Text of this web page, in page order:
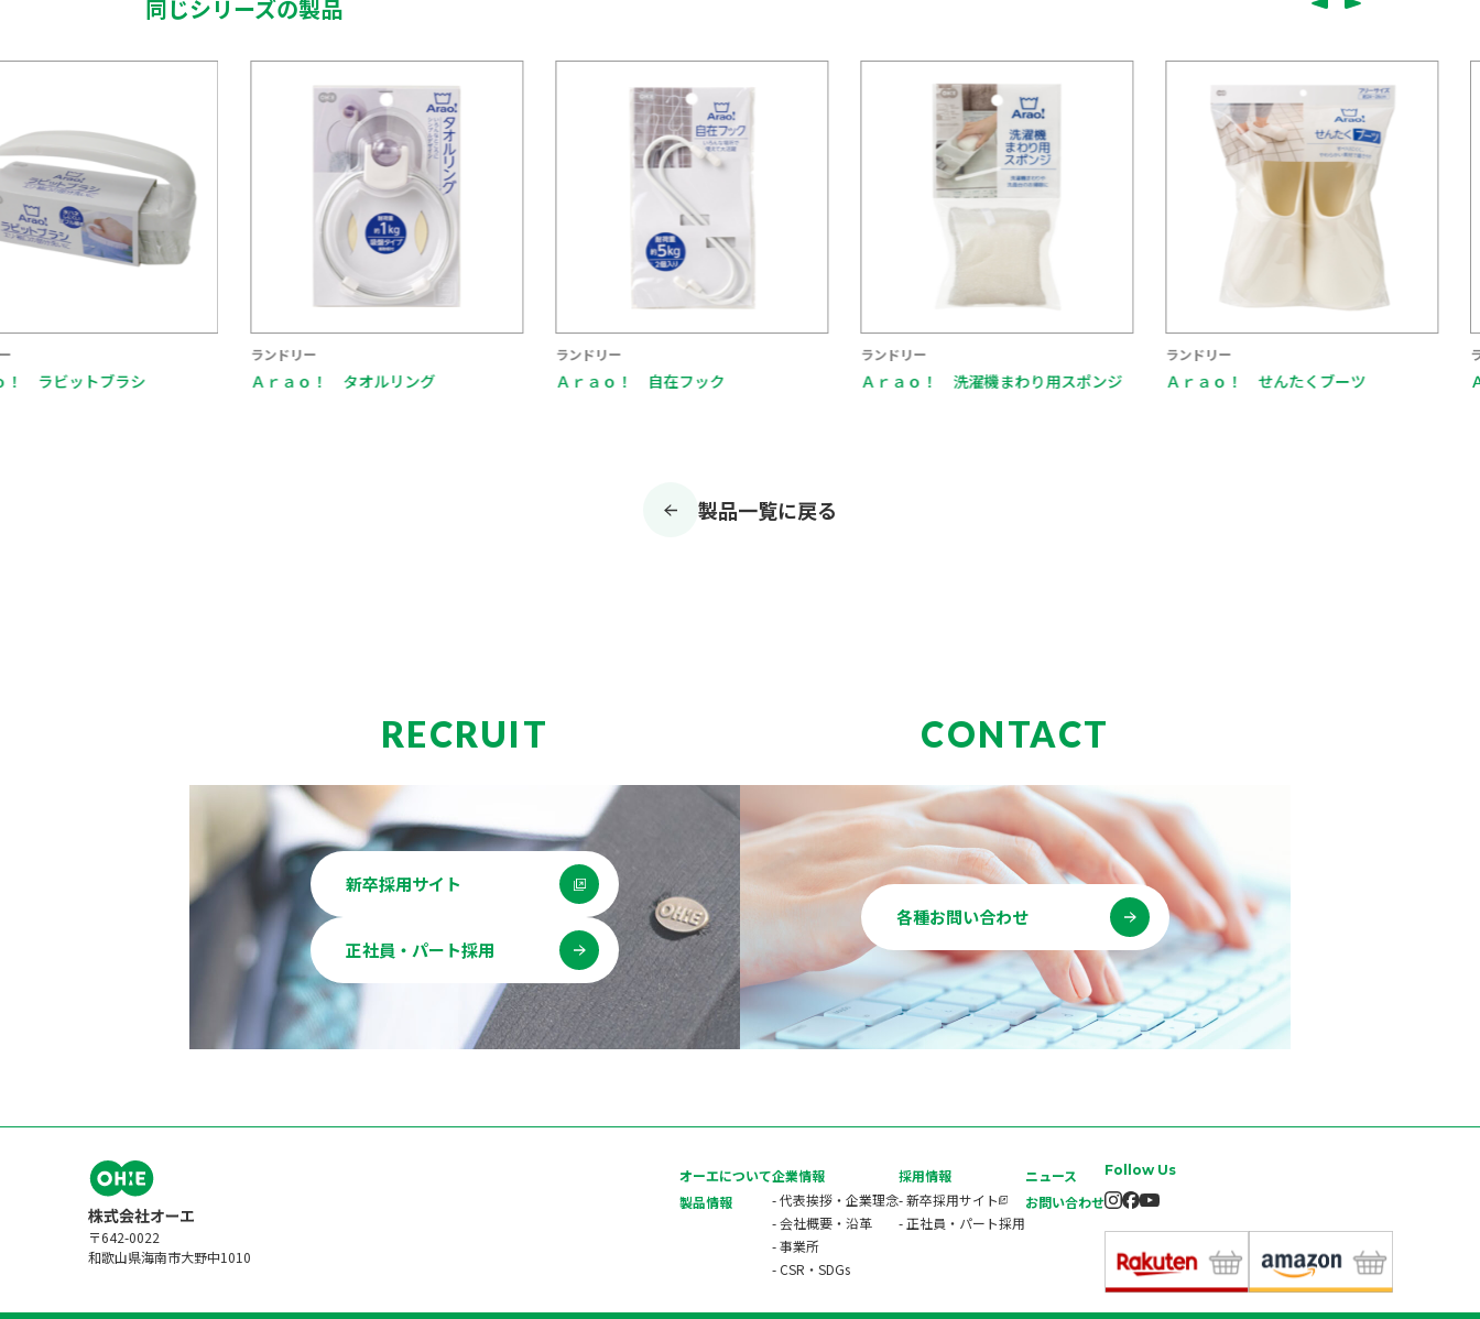
同じシリーズの製品
ンドリー
ｒａｏ！ タオルリング
ランドリー
Ａｒａｏ！ 自在フック
ランドリー
Ａｒａｏ！ 洗濯機まわり用スポンジ
ランドリー
Ａｒａｏ！ せんたくブーツ
ランドリー
Ａｒａｏ！ ベランダスリッパ
製品一覧に戻る
RECRUIT
新卒採用サイト
正社員・パート採用
CONTACT
各種お問い合わせ
〒642-0022
和歌山県海南市大野中1010
オーエについて
製品情報
企業情報
- 代表挨拶・企業理念
- 会社概要・沿革
- 事業所
- CSR・SDGs
採用情報
- 新卒採用サイト
- 正社員・パート採用
ニュース
お問い合わせ
Follow Us